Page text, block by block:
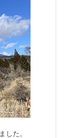
した。